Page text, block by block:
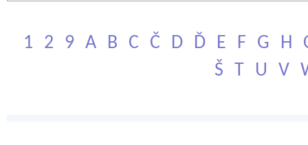
1 2 9 A B C Č D Ď E F G H
Š
T U V